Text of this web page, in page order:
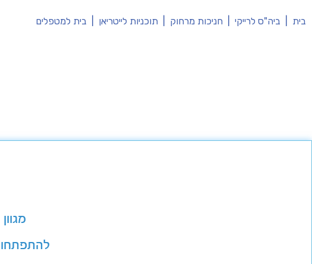
בית ביה"ס לרייקי חניכות מרחוק תוכניות לייטריאן בית למטפלים